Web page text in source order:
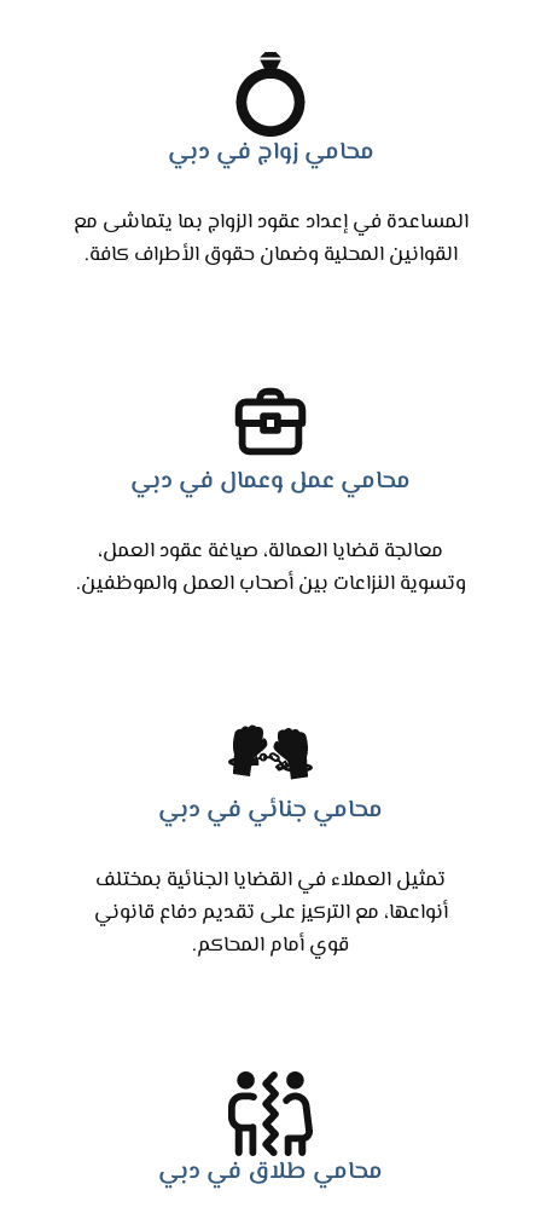
محامي زواج في دبي
المساعدة في إعداد عقود الزواج بما يتماشى مع
القوانين المحلية وضمان حقوق الأطراف كافة.
محامي عمل وعمال في دبي
معالجة قضايا العمالة، صياغة عقود العمل،
وتسوية النزاعات بين أصحاب العمل والموظفين.
محامي جنائي في دبي
تمثيل العملاء في القضايا الجنائية بمختلف
أنواعها، مع التركيز على تقديم دفاع قانوني
قوي أمام المحاكم.
محامي طلاق في دبي